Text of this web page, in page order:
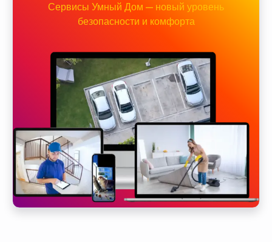
Сервисы Умный Дом — новый уровень
безопасности и комфорта